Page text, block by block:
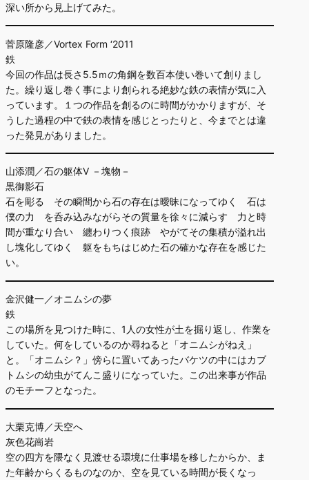
深い所から見上げてみた。
菅原隆彦／Vortex Form ‘2011
鉄
今回の作品は長さ5.5ｍの角鋼を数百本使い巻いて創りまし
た。繰り返し巻く事により創られる絶妙な鉄の表情が気に入
っています。１つの作品を創るのに時間がかかりますが、そ
うした過程の中で鉄の表情を感じとったりと、今までとは違
った発見がありました。
山添潤／石の躯体V －塊物－
黒御影石
石を彫る その瞬間から石の存在は曖昧になってゆく 石は
僕の力 を呑み込みながらその質量を徐々に減らす 力と時
間が重なり合い 纏わりつく痕跡 やがてその集積が溢れ出
し塊化してゆく 躯をもちはじめた石の確かな存在を感じた
い。
金沢健一／オニムシの夢
鉄
この場所を見つけた時に、1人の女性が土を掘り返し、作業を
していた。何をしているのか尋ねると「オニムシがねえ」
と。「オニムシ？」傍らに置いてあったバケツの中にはカブ
トムシの幼虫がてんこ盛りになっていた。この出来事が作品
のモチーフとなった。
大栗克博／天空へ
灰色花崗岩
空の四方を隈なく見渡せる環境に仕事場を移したからか、ま
た年齢からくるものなのか、空を見ている時間が長くなっ